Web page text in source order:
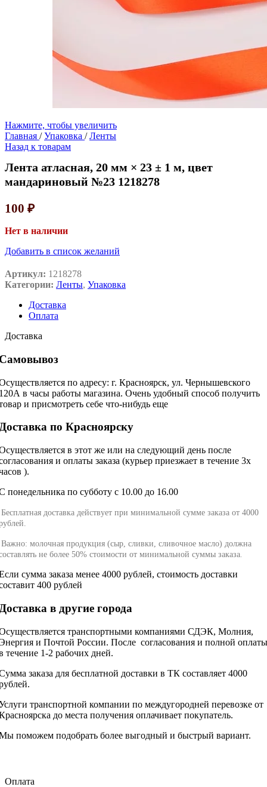
Нажмите, чтобы увеличить
Главная / Упаковка / Ленты
Назад к товарам
Лента атласная, 20 мм × 23 ± 1 м, цвет
мандариновый №23 1218278
100 ₽
Нет в наличии
Добавить в список желаний
Артикул: 1218278
Категории: Ленты, Упаковка
Доставка
Оплата
Доставка
по адресу: г. Красноярск, ул. Чернышевского
в часы работы магазина. Очень удобный способ получить
и присмотреть себе что-нибудь еще
по Красноярску
в этот же или на следующий день после
и оплаты заказа (курьер приезжает в течение 3х
).
понедельника по субботу с 10.00 до 16.00
Бесплатная доставка действует при минимальной сумме заказа от 4000
Важно: молочная продукция (сыр, сливки, сливочное масло) должна
не более 50% стоимости от минимальной суммы заказа.
сумма заказа менее 4000 рублей, стоимость доставки
400 рублей
в другие города
транспортными компаниями СДЭК, Молния,
и Почтой России. После согласования и полной оплаты
течение 1-2 рабочих дней.
заказа для бесплатной доставки в ТК составляет 4000
транспортной компании по междугородней перевозке от
до места получения оплачивает покупатель.
поможем подобрать более выгодный и быстрый вариант.
Оплата